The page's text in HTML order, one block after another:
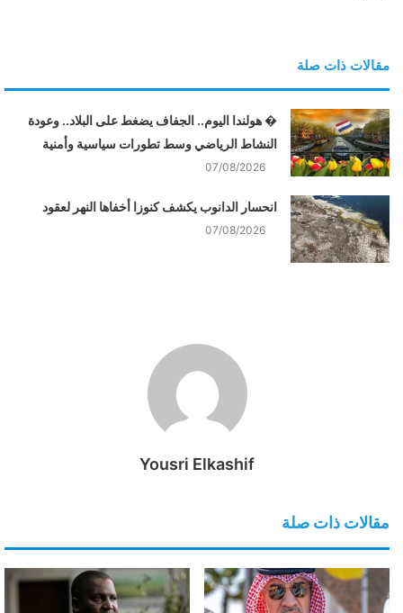
مقالات ذات صلة
� هولندا اليوم.. الجفاف يضغط على البلاد.. وعودة
النشاط الرياضي وسط تطورات سياسية وأمنية
07/08/2026
انحسار الدانوب يكشف كنوزا أخفاها النهر لعقود
07/08/2026
Yousri Elkashif
مقالات ذات صلة